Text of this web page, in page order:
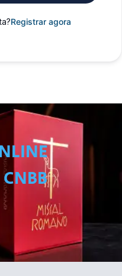
Registrar agora